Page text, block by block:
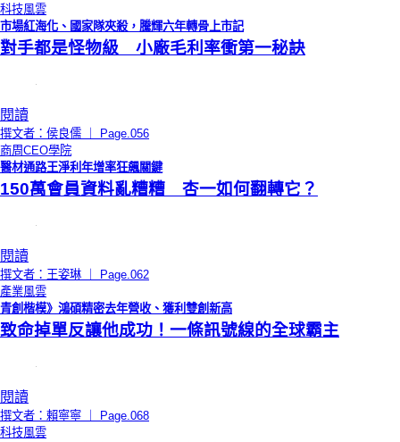
科技風雲
市場紅海化、國家隊夾殺，騰輝六年轉骨上市記
對手都是怪物級 小廠毛利率衝第一秘訣
閱讀
撰文者：侯良儒 ｜ Page.056
商周CEO學院
醫材通路王淨利年增率狂飆關鍵
150萬會員資料亂糟糟 杏一如何翻轉它？
閱讀
撰文者：王姿琳 ｜ Page.062
產業風雲
青創楷模》鴻碩精密去年營收、獲利雙創新高
致命掉單反讓他成功！一條訊號線的全球霸主
閱讀
撰文者：賴寧寧 ｜ Page.068
科技風雲